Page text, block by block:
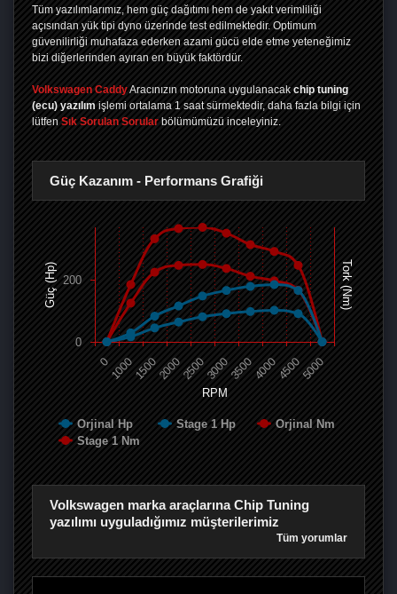
Tüm yazılımlarımız, hem güç dağıtımı hem de yakıt verimliliği
açısından yük tipi dyno üzerinde test edilmektedir. Optimum
güvenilirliği muhafaza ederken azami gücü elde etme yeteneğimiz
bizi diğerlerinden ayıran en büyük faktördür.
Volkswagen CaddyAracınızın motoruna uygulanacak chip tuning
(ecu) yazılım işlemi ortalama 1 saat sürmektedir, daha fazla bilgi için
lütfen Sık Sorulan Sorular bölümümüzü inceleyiniz.
Güç Kazanım - Performans Grafiği
RPM
Güç (Hp) Tork (Nm)
Orjinal Hp Stage 1 Hp
Orjinal Nm
Stage 1 Nm
0 100015002000250030003500400045005000
0
200
Volkswagen marka araçlarına Chip Tuning
yazılımı uyguladığımız müşterilerimiz
Tüm yorumlar